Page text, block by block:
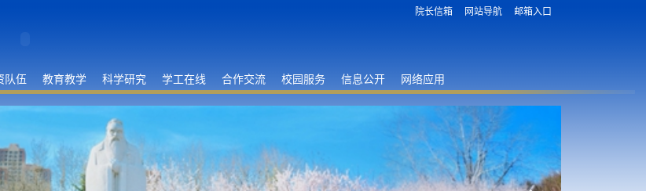
院长信箱 网站导航 邮箱入口
队伍 教育教学 科学研究 学工在线 合作交流 校园服务 信息公开 网络应用